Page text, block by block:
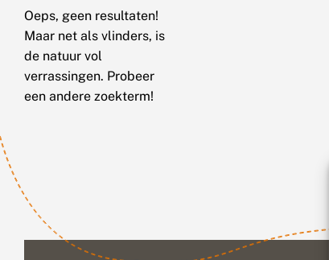
Oeps, geen resultaten!
Maar net als vlinders, is
de natuur vol
verrassingen. Probeer
een andere zoekterm!